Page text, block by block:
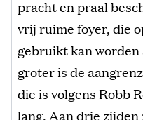
pracht en praal
vrij ruime foyer, die
gebruikt kan
groter is de
die is volgens Robb
lang. Aan drie